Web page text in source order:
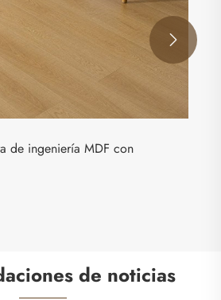
de ingeniería MDF con

de noticias